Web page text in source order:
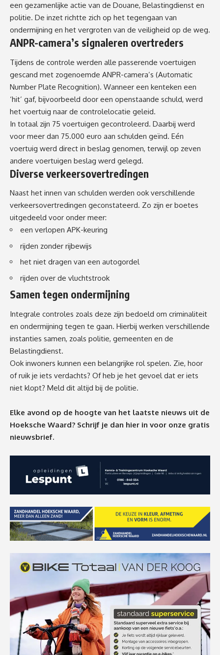
een gezamenlijke actie van de Douane, Belastingdienst en
politie. De inzet richtte zich op het tegengaan van
ondermijning en het vergroten van de veiligheid op de weg.
ANPR-camera’s signaleren overtreders
Tijdens de controle werden alle passerende voertuigen
gescand met zogenoemde ANPR-camera’s (Automatic
Number Plate Recognition). Wanneer een kenteken een
‘hit’ gaf, bijvoorbeeld door een openstaande schuld, werd
het voertuig naar de controlelocatie geleid.
In totaal zijn 75 voertuigen gecontroleerd. Daarbij werd
voor meer dan 75.000 euro aan schulden geïnd. Eén
voertuig werd direct in beslag genomen, terwijl op zeven
andere voertuigen beslag werd gelegd.
Diverse verkeersovertredingen
Naast het innen van schulden werden ook verschillende
verkeersovertredingen geconstateerd. Zo zijn er boetes
uitgedeeld voor onder meer:
een verlopen APK-keuring
rijden zonder rijbewijs
het niet dragen van een autogordel
rijden over de vluchtstrook
Samen tegen ondermijning
Integrale controles zoals deze zijn bedoeld om criminaliteit
en ondermijning tegen te gaan. Hierbij werken verschillende
instanties samen, zoals politie, gemeenten en de
Belastingdienst.
Ook inwoners kunnen een belangrijke rol spelen. Zie, hoor
of ruik je iets verdachts? Of heb je het gevoel dat er iets
niet klopt? Meld dit altijd bij de politie.
Elke avond op de hoogte van het laatste nieuws uit de
Hoeksche Waard? Schrijf je dan hier in voor onze gratis
nieuwsbrief.